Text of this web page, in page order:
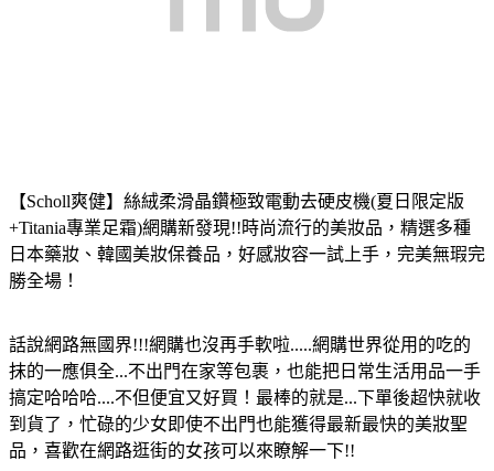
【Scholl爽健】絲絨柔滑晶鑽極致電動去硬皮機(夏日限定版
+Titania專業足霜)網購新發現!!時尚流行的美妝品，精選多種
日本藥妝、韓國美妝保養品，好感妝容一試上手，完美無瑕完
勝全場！
話說網路無國界!!!網購也沒再手軟啦.....網購世界從用的吃的
抹的一應俱全...不出門在家等包裹，也能把日常生活用品一手
搞定哈哈哈....不但便宜又好買！最棒的就是...下單後超快就收
到貨了，忙碌的少女即使不出門也能獲得最新最快的美妝聖
品，喜歡在網路逛街的女孩可以來瞭解一下!!